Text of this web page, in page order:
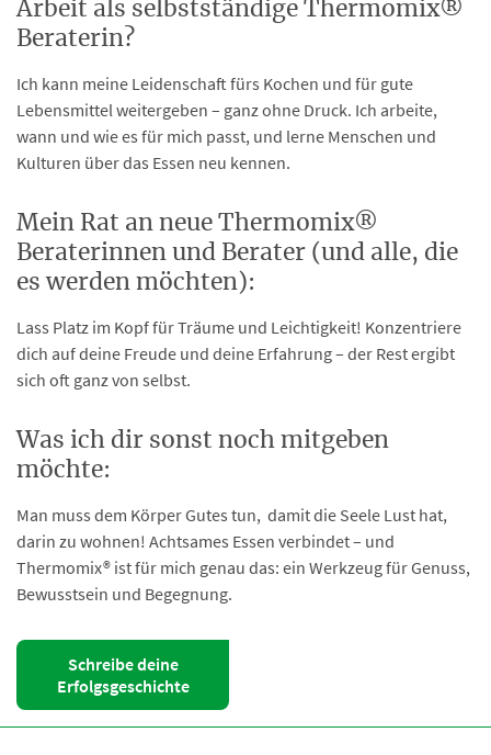
Arbeit als selbstständige Thermomix®
Beraterin?
Ich kann meine Leidenschaft fürs Kochen und für gute
Lebensmittel weitergeben – ganz ohne Druck. Ich arbeite,
wann und wie es für mich passt, und lerne Menschen und
Kulturen über das Essen neu kennen.
Mein Rat an neue Thermomix®
Beraterinnen und Berater (und alle, die
es werden möchten):
Lass Platz im Kopf für Träume und Leichtigkeit! Konzentriere
dich auf deine Freude und deine Erfahrung – der Rest ergibt
sich oft ganz von selbst.
Was ich dir sonst noch mitgeben
möchte:
Man muss dem Körper Gutes tun, damit die Seele Lust hat,
darin zu wohnen! Achtsames Essen verbindet – und
Thermomix® ist für mich genau das: ein Werkzeug für Genuss,
Bewusstsein und Begegnung.
Schreibe deine
Erfolgsgeschichte